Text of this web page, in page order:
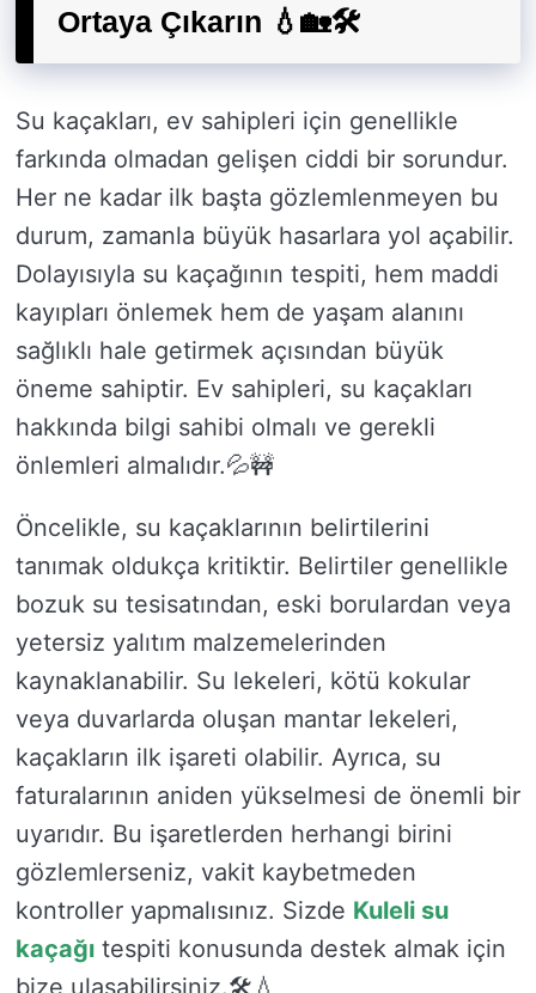
Ortaya Çıkarın 💧🏡🛠️
Su kaçakları, ev sahipleri için genellikle
farkında olmadan gelişen ciddi bir sorundur.
Her ne kadar ilk başta gözlemlenmeyen bu
durum, zamanla büyük hasarlara yol açabilir.
Dolayısıyla su kaçağının tespiti, hem maddi
kayıpları önlemek hem de yaşam alanını
sağlıklı hale getirmek açısından büyük
öneme sahiptir. Ev sahipleri, su kaçakları
hakkında bilgi sahibi olmalı ve gerekli
önlemleri almalıdır.💦🚧
Öncelikle, su kaçaklarının belirtilerini
tanımak oldukça kritiktir. Belirtiler genellikle
bozuk su tesisatından, eski borulardan veya
yetersiz yalıtım malzemelerinden
kaynaklanabilir. Su lekeleri, kötü kokular
veya duvarlarda oluşan mantar lekeleri,
kaçakların ilk işareti olabilir. Ayrıca, su
faturalarının aniden yükselmesi de önemli bir
uyarıdır. Bu işaretlerden herhangi birini
gözlemlerseniz, vakit kaybetmeden
kontroller yapmalısınız. Sizde Kuleli su
kaçağı tespiti konusunda destek almak için
bize ulaşabilirsiniz.🛠️💧